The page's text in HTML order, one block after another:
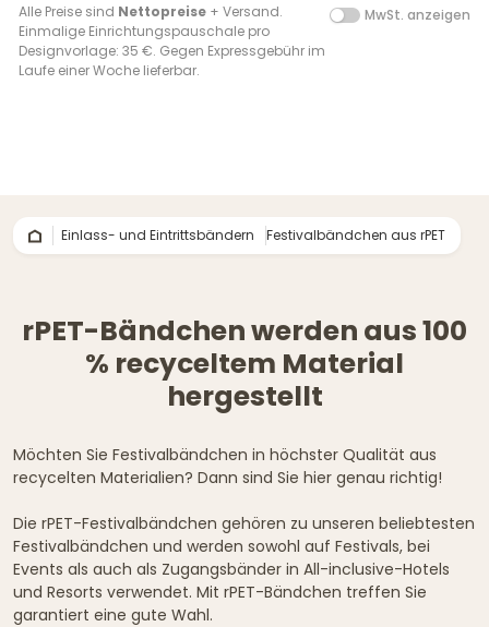
Alle Preise sind Nettopreise + Versand.
Einmalige Einrichtungspauschale pro
Designvorlage: 35 €. Gegen Expressgebühr im
Laufe einer Woche lieferbar.
MwSt. anzeigen
Einlass- und Eintrittsbändern Festivalbändchen aus rPET
rPET-Bändchen werden aus 100
% recyceltem Material
hergestellt
Möchten Sie Festivalbändchen in höchster Qualität aus
recycelten Materialien? Dann sind Sie hier genau richtig!
Die rPET-Festivalbändchen gehören zu unseren beliebtesten
Festivalbändchen und werden sowohl auf Festivals, bei
Events als auch als Zugangsbänder in All-inclusive-Hotels
und Resorts verwendet. Mit rPET-Bändchen treffen Sie
garantiert eine gute Wahl.